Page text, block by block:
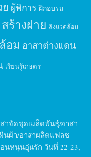
ย ผู้พิการ ฝึกอบรม
สร้างฝาย สิ่งแวดล้อม
อม อาสาต่างแดน
เรียนรู้เกษตร
าจัดชุดเมล็ดพันธุ์/อาสา
นผ้า/อาสาผลิตแฟลช
นหนุนอุ่นรัก วันที่ 22-23,